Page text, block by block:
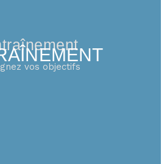
vos objectifs